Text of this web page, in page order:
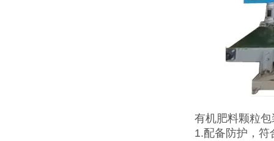
有机肥料颗粒包
1.配备防护，符